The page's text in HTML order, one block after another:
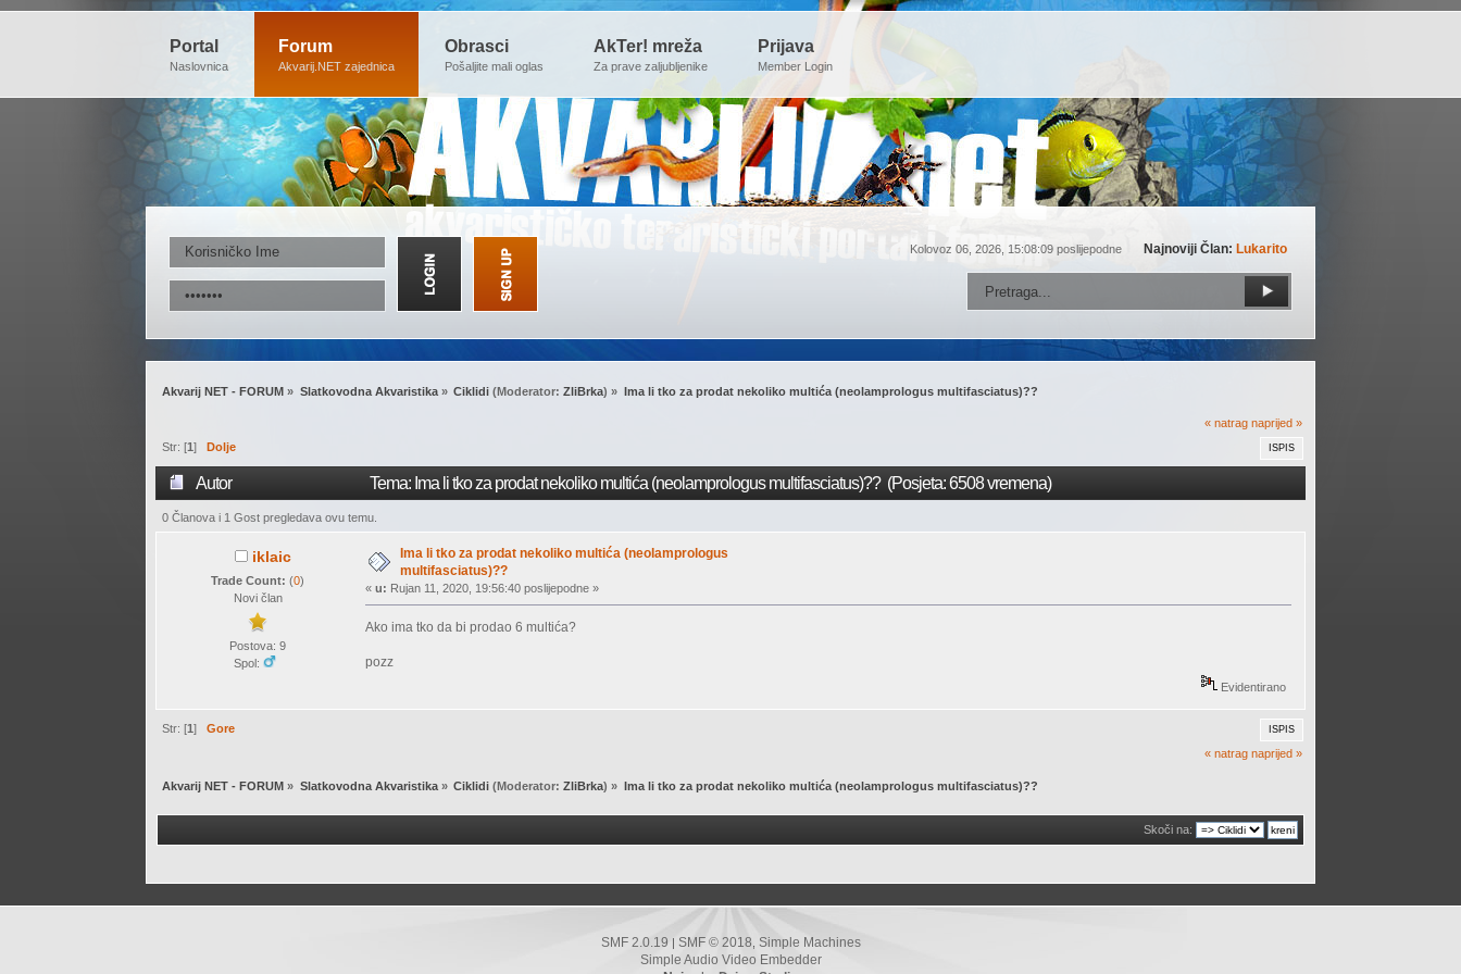
Portal
Naslovnica
Forum
Akvarij.NET zajednica
Obrasci
Pošaljite mali oglas
AkTer! mreža
Za prave zaljubljenike
Prijava
Member Login
Kolovoz 06, 2026, 15:08:09 poslijepodne Najnoviji Član: Lukarito
Akvarij NET - FORUM » Slatkovodna Akvaristika» Ciklidi (Moderator:ZliBrka) » Ima li tko za prodat nekoliko multića (neolamprologus multifasciatus)??
« natrag naprijed »
ISPIS
Str: [1] Dolje
Autor Tema: Ima li tko za prodat nekoliko multića (neolamprologus multifasciatus)?? (Posjeta: 6508 vremena)
0 Članova i 1 Gost pregledava ovu temu.
iklaic
Trade Count:(0)
Novi član
Postova: 9
Spol:
Ima li tko za prodat nekoliko multića (neolamprologus
multifasciatus)??
«u: Rujan 11, 2020, 19:56:40 poslijepodne »
Ako ima tko da bi prodao 6 multića?
pozz
Evidentirano
ISPIS
Str: [1] Gore
« natrag naprijed »
Akvarij NET - FORUM » Slatkovodna Akvaristika» Ciklidi (Moderator:ZliBrka) » Ima li tko za prodat nekoliko multića (neolamprologus multifasciatus)??
Skoči na:
SMF 2.0.19 SMF © 2018 Simple Machines
Simple Audio Video Embedder